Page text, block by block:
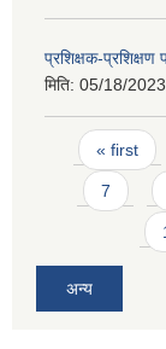
प्रशिक्षक-प्रशिक्षण
मिति: 05/18/
Pages
« first
7
अन्य